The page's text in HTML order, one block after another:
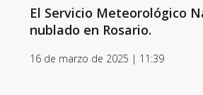
El Servicio Meteorológico
nublado en Rosario.
16 de marzo de 2025 | 11:39